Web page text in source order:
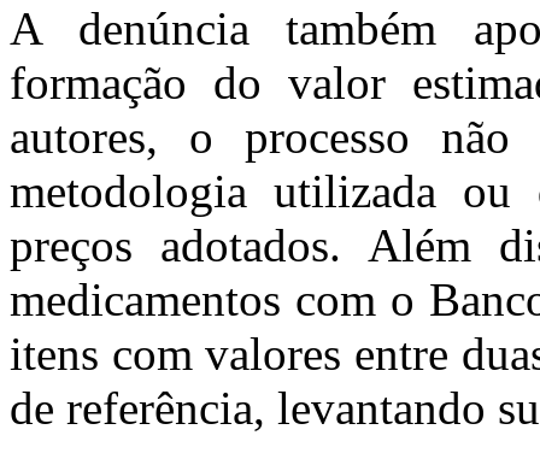
A denúncia também
formação do valor
autores, o processo não
metodologia utilizada ou
preços adotados. Além
medicamentos com o
itens com valores entre
de referência, levantando